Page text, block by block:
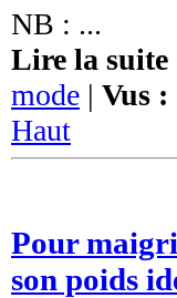
NB : ...
Lire la suite
mode | Vus :
Haut
Pour
son poids